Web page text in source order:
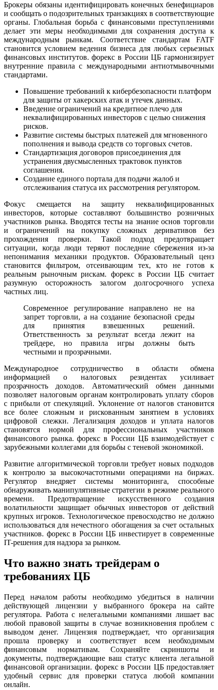
Брокеры обязаны идентифицировать конечных бенефициаров
и сообщать о подозрительных транзакциях в соответствующие
органы. Глобальная борьба с финансовыми преступлениями
делает эти меры необходимыми для сохранения доступа к
международным рынкам. Соответствие стандартам FATF
становится условием ведения бизнеса для любых серьезных
финансовых институтов. форекс в России ЦБ гармонизирует
внутренние правила с международными антиотмывочными
стандартами.
Повышение требований к кибербезопасности платформ
для защиты от хакерских атак и утечек данных.
Введение ограничений на кредитное плечо для
неквалифицированных инвесторов с целью снижения
рисков.
Развитие системы быстрых платежей для мгновенного
пополнения и вывода средств со торговых счетов.
Стандартизация договоров присоединения для
устранения двусмысленных трактовок пунктов
соглашения.
Создание единого портала для подачи жалоб и
отслеживания статуса их рассмотрения регулятором.
Фокус смещается на защиту неквалифицированных
инвесторов, которые составляют большинство розничных
участников рынка. Вводятся тесты на знание основ торговли
и ограничений на покупку сложных деривативов без
прохождения проверки. Такой подход предотвращает
ситуации, когда люди теряют последние сбережения из-за
непонимания механики продуктов. Образовательный ценз
становится фильтром, отсеивающим тех, кто не готов к
реальным рыночным рискам. форекс в России ЦБ считает
разумную осторожность залогом долгосрочного успеха
частных лиц.
Современное регулирование направлено не на
запрет торговли, а на создание безопасной среды
для принятия взвешенных решений.
Ответственность за результат всегда лежит на
трейдере, но правила игры должны быть
честными и прозрачными.
Международное сотрудничество в области обмена
информацией о налоговых резидентах усиливает
прозрачность доходов. Автоматический обмен данными
позволяет налоговым органам контролировать уплату сборов
с прибыли от спекуляций. Уклонение от налогов становится
все более сложным и рискованным занятием в условиях
цифровой слежки. Легализация доходов и уплата налогов
становятся нормой для профессиональных участников
финансового рынка. форекс в России ЦБ взаимодействует с
зарубежными коллегами для борьбы с теневой экономикой.
Развитие алгоритмической торговли требует новых подходов
к контролю за высокочастотными операциями на биржах.
Регулятор внедряет системы мониторинга, способные
обнаруживать манипулятивные стратегии в режиме реального
времени. Предотвращение искусственного создания
волатильности защищает обычных инвесторов от действий
крупных игроков. Технологическое превосходство не должно
использоваться для нечестного обогащения за счет остальных
участников. форекс в России ЦБ инвестирует в современные
IT-решения для надзора за рынком.
Что важно знать трейдерам о
требованиях ЦБ
Перед началом работы необходимо убедиться в наличии
действующей лицензии у выбранного брокера на сайте
регулятора. Работа с нелегальными компаниями лишает вас
любой правовой защиты в случае возникновения проблем с
выводом денег. Лицензия подтверждает, что организация
прошла проверку и соответствует всем необходимым
финансовым нормативам. Сохраняйте скриншоты и
документы, подтверждающие ваш статус клиента легальной
финансовой организации. форекс в России ЦБ предоставляет
удобный сервис для проверки статуса любой компании
онлайн.